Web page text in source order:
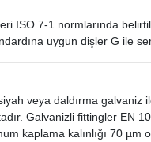
ISO 7-1 normlarında
uygun dişler G ile
veya daldırma galvaniz
Galvanizli fittingler EN
kaplama kalınlığı 70 µm